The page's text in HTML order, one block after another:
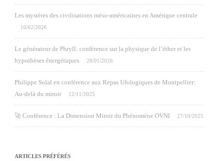
Les mystères des civilisations méso-américaines en Amérique centrale
10/02/2026
Le générateur de Phryll: conférence sur la physique de l’éther et les
hypothèses énergétiques
28/01/2026
Philippe Solal en conférence aux Repas Ufologiques de Montpellier:
Au-delà du miroir
12/11/2025
🚀 Conférence : La Dimension Miroir du Phénomène OVNI 27/10/2025
ARTICLES PRÉFÉRÉS